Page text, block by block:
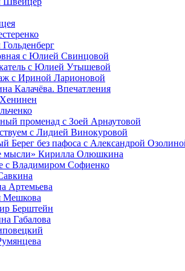
с Юлией Свинцовой
с Юлией Утышевой
с Ириной Ларионовой
Калачёва. Впечатления
променад с Зоей Арнаутовой
с Лидией Винокуровой
Берег без пафоса с Александрой
мысли» Кирилла Олюшкина
с Владимиром Софиенко
Артемьева
Мешкова
Берштейн
Габалова